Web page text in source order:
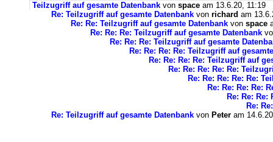
Teilzugriff auf gesamte Datenbank von space am 13.6.20, 11:19
Re: Teilzugriff auf gesamte Datenbank von richard am
Re: Re: Teilzugriff auf gesamte Datenbank von space
Re: Re: Re: Teilzugriff auf gesamte Datenbank
Re: Re: Re: Teilzugriff auf gesamte
Re: Re: Re: Re: Teilzugriff auf
Re: Re: Re: Re: Teilzugriff auf
Re: Re: Re: Re: Re:
Re: Re: Re: Re: Re:
Re: Re: Re: Re:
Re: Re: Re:
Re:
Re: Teilzugriff auf gesamte Datenbank von Peter am